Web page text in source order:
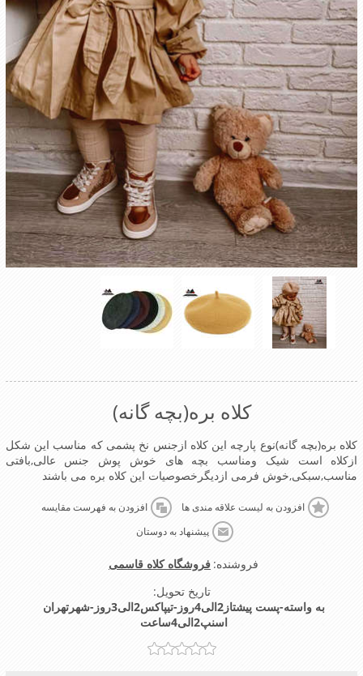
کلاه بره(بچه گانه)
کلاه بره(بچه گانه)نوع پارچه این کلاه ازجنس نخ پشمی که مناسب این شکل
ازکلاه است شیک ومناسب بچه های خوش پوش جنس عالی,بافتی
مناسب,سبکی,خوش فرمی ازدیگرخصوصیات این کلاه بره می باشند
افزودن به لیست علاقه مندی ها افزودن به فهرست مقایسه
پیشنهاد به دوستان
فروشنده: فروشگاه کلاه قاسمی
تاریخ تحویل:
به واسته-پست پیشتاز2الی4روز-تیپاکس2الی3روز-شهرتهران
اسنپ2الی4ساعت